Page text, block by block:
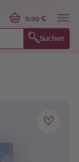
Suchen
0,00 €